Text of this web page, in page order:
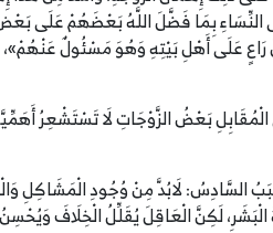
عَلَى أَهْلِ بَيْتِهِ وَهُوَ مَسْئُولٌ عَنْهُمْ»،
بَعْضُ الزَّوْجَاتِ لَا تَسْتَشْعِرُ
السَّادِسُ: لَابُدَّ مِنْ وُجُودِ الْمَشَاكِلِ
الْبَشَرِ، لَكِنَّ الْعَاقِلَ يُقَلِّلُ الْخِلَافَ